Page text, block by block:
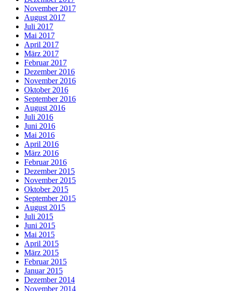
November 2017
August 2017
Juli 2017
Mai 2017
April 2017
März 2017
Februar 2017
Dezember 2016
November 2016
Oktober 2016
September 2016
August 2016
Juli 2016
Juni 2016
Mai 2016
April 2016
März 2016
Februar 2016
Dezember 2015
November 2015
Oktober 2015
September 2015
August 2015
Juli 2015
Juni 2015
Mai 2015
April 2015
März 2015
Februar 2015
Januar 2015
Dezember 2014
November 2014